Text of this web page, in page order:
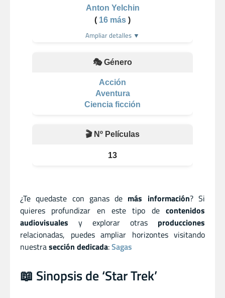
Anton Yelchin
( 16 más )
Ampliar detalles ▼
🎭 Género
Acción
Aventura
Ciencia ficción
🎬 Nº Películas
13
¿Te quedaste con ganas de más información? Si
quieres profundizar en este tipo de contenidos
audiovisuales y explorar otras producciones
relacionadas, puedes ampliar horizontes visitando
nuestrasección dedicada:Sagas
📖 Sinopsis de ‘Star Trek’